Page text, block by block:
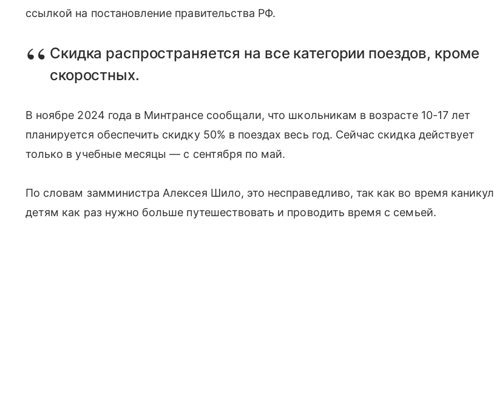
ссылкой на постановление правительства РФ.
Скидка распространяется на все категории поездов, кроме
скоростных.
В ноябре 2024 года в Минтрансе сообщали, что школьникам в возрасте 10-17 лет
планируется обеспечить скидку 50% в поездах весь год. Сейчас скидка действует
только в учебные месяцы — с сентября по май.
По словам замминистра Алексея Шило, это несправедливо, так как во время каникул
детям как раз нужно больше путешествовать и проводить время с семьей.